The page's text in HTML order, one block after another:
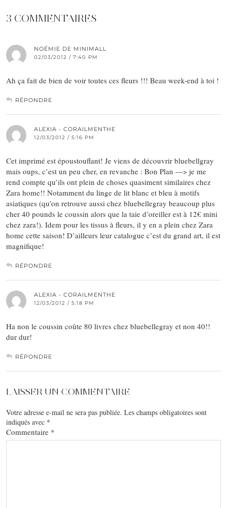
3 COMMENTAIRES
NOÉMIE DE MINIMALL
02/03/2012 / 7:40 PM
Ah ça fait de bien de voir toutes ces fleurs !!! Beau week-end à toi !
RÉPONDRE
ALEXIA - CORAILMENTHE
12/03/2012 / 5:16 PM
Cet imprimé est époustouflant! Je viens de découvrir bluebellgray
mais oups, c’est un peu cher, en revanche : Bon Plan —> je me
rend compte qu’ils ont plein de choses quasiment similaires chez
Zara home!! Notamment du linge de lit blanc et bleu à motifs
asiatiques (qu’on retrouve aussi chez bluebellegray beaucoup plus
cher 40 pounds le coussin alors que la taie d’oreiller est à 12€ mini
chez zara!). Idem pour les tissus à fleurs, il y en a plein chez Zara
home cette saison! D’ailleurs leur catalogue c’est du grand art, il est
magnifique!
RÉPONDRE
ALEXIA - CORAILMENTHE
12/03/2012 / 5:18 PM
Ha non le coussin coûte 80 livres chez bluebellegray et non 40!!
dur dur!
RÉPONDRE
LAISSER UN COMMENTAIRE
Votre adresse e-mail ne sera pas publiée. Les champs obligatoires sont
indiqués avec *
Commentaire *